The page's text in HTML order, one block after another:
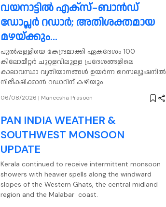
വയനാട്ടിൽ എക്‌സ്-ബാൻഡ്
ഡോപ്ലർ റഡാർ; അതിശക്തമായ
മഴയ്ക്കും
മേഘവിസ്ഫോടനത്തിനും
മുന്നറിയിപ്പ് നൽകും
പുൽപ്പള്ളിയെ കേന്ദ്രമാക്കി ഏകദേശം 100
കിലോമീറ്റർ ചുറ്റളവിലുള്ള പ്രദേശങ്ങളിലെ
കാലാവസ്ഥാ വ്യതിയാനങ്ങൾ ഉയർന്ന റെസല്യൂഷനിൽ
നിരീക്ഷിക്കാൻ റഡാറിന് കഴിയും.
06/08/2026 | Maneesha Prasoon
PAN INDIA WEATHER &
SOUTHWEST MONSOON
UPDATE
Kerala continued to receive intermittent monsoon
showers with heavier spells along the windward
slopes of the Western Ghats, the central midland
region and the Malabar coast.